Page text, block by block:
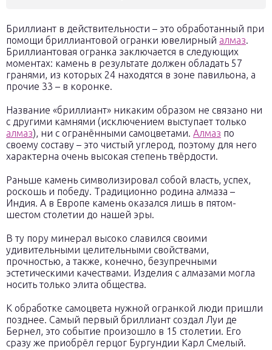
Бриллиант в действительности – это обработанный при
помощи бриллиантовой огранки ювелирный алмаз.
Бриллиантовая огранка заключается в следующих
моментах: камень в результате должен обладать 57
гранями, из которых 24 находятся в зоне павильона, а
прочие 33 – в коронке.
Название «бриллиант» никаким образом не связано ни
с другими камнями (исключением выступает только
алмаз), ни с огранёнными самоцветами. Алмаз по
своему составу – это чистый углерод, поэтому для него
характерна очень высокая степень твёрдости.
Раньше камень символизировал собой власть, успех,
роскошь и победу. Традиционно родина алмаза –
Индия. А в Европе камень оказался лишь в пятом-
шестом столетии до нашей эры.
В ту пору минерал высоко славился своими
удивительными целительными свойствами,
прочностью, а также, конечно, безупречными
эстетическими качествами. Изделия с алмазами могла
носить только элита общества.
К обработке самоцвета нужной огранкой люди пришли
позднее. Самый первый бриллиант создал Луи де
Бернел, это событие произошло в 15 столетии. Его
сразу же приобрёл герцог Бургундии Карл Смелый.